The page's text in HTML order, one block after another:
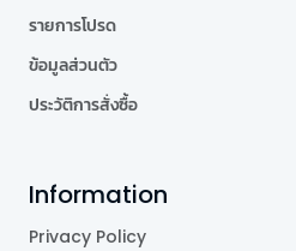
รายการโปรด
ข้อมูลส่วนตัว
ประวัติการสั่งซื้อ
Information
Privacy Policy